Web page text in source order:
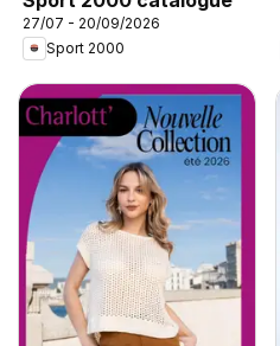
27/07 - 20/09/2026
Sport 2000